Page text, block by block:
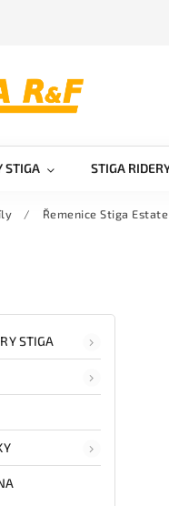
STIGA STIGA
/ Řemenice Stiga
STIGA